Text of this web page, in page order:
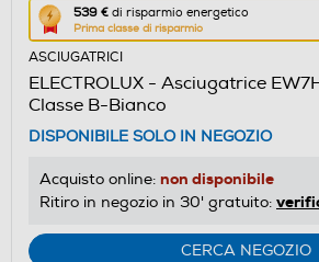
539 € di risparmio energetico
Prima classe di risparmio
Questa
azione
aprirà
il
Calcolatore
di
risparmio
energetico
Youreko.
ASCIUGATRICI
ELECTROLUX - Asciugatrice
Classe B-Bianco
DISPONIBILE SOLO IN NEGOZIO
Acquisto online: non disponibile
Ritiro in negozio in 30' gratuito:
CERCA NEGOZIO